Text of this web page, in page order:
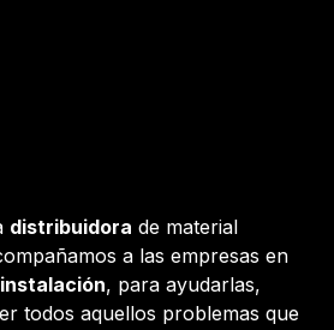
distribuidora de material
a las empresas en
, para ayudarlas,
todos aquellos problemas que